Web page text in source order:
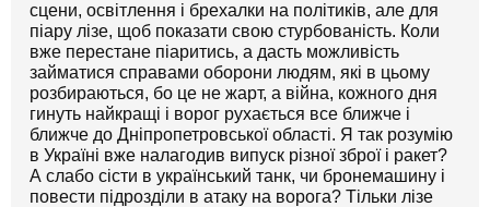
км.).
- Зрив операцій по вагнерівцям і передача агресору
единого свідка по збитому Боїнгу - Цемаха.
- Сотнi кримінальних справ бойовим генералам,
бійцям ЗСУ політикам, які мали суттєвий вплив на
мiжнародних партнерів.
- Восени 2019 діючий Верховний
Головнокомандувач проігнорував історичний саміт
НАТО в Лондоні. Тоді ми відводили повним ходом
вiйська і вірили каналу 1+1 про те, що мир уже
сцени, освітлення і брехалки на політиків, але для
піару лізе, щоб показати свою стурбованість. Коли
вже перестане піаритись, а дасть можливість
займатися справами оборони людям, які в цьому
розбираються, бо це не жарт, а війна, кожного дня
гинуть найкращі і ворог рухається все ближче і
ближче до Дніпропетровської області. Я так розумію
в Україні вже налагодив випуск різної зброї і ракет?
А слабо сісти в український танк, чи бронемашину і
повести підрозділи в атаку на ворога? Тільки лізе